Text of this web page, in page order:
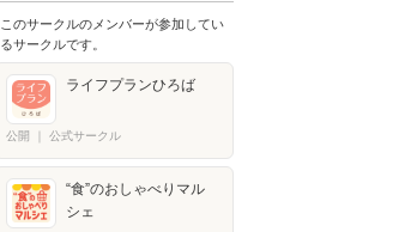
このサークルのメンバーが参加してい
るサークルです。
ライフプランひろば
公開 公式サークル
“食”のおしゃべりマル
シェ